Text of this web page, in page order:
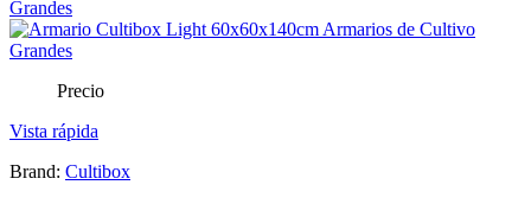
Precio
Vista rápida
Brand: Cultibox